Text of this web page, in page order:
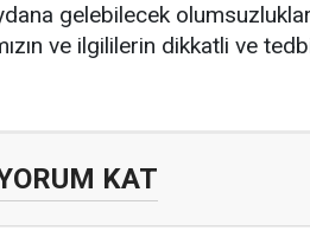
gelebilecek
ve ilgililerin dikkatli ve
KAT